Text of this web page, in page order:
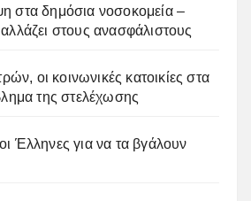
στα δημόσια νοσοκομεία –
στους ανασφάλιστους
οι κοινωνικές κατοικίες στα
της στελέχωσης
Έλληνες για να τα βγάλουν